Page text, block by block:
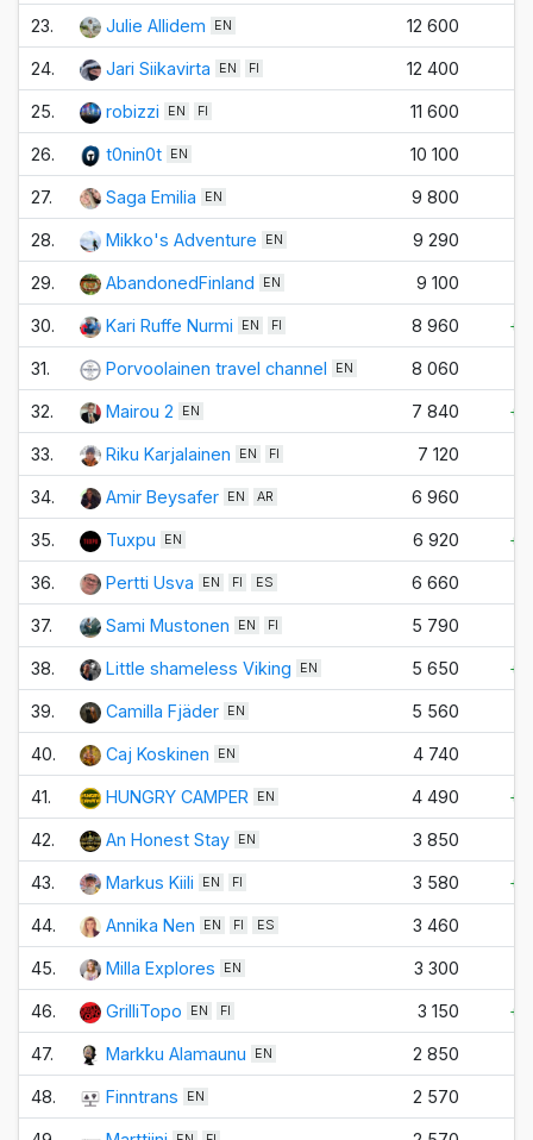
23. Julie Allidem EN 12 600
24. Jari Siikavirta EN FI 12 400
25. robizzi EN FI 11 600
26. t0nin0t EN 10 100
27. Saga Emilia EN 9 800
28. Mikko's Adventure EN 9 290
29. AbandonedFinland EN 9 100
30. Kari Ruffe Nurmi EN FI 8 960
31. Porvoolainen travel channel EN 8 060
32. Mairou 2 EN 7 840
33. Riku Karjalainen EN FI 7 120
34. Amir Beysafer EN AR 6 960
35. Tuxpu EN 6 920
36. Pertti Usva EN FI ES 6 660
37. Sami Mustonen EN FI 5 790
38. Little shameless Viking EN 5 650
39. Camilla Fjäder EN 5 560
40. Caj Koskinen EN 4 740
41. HUNGRY CAMPER EN 4 490
42. An Honest Stay EN 3 850
43. Markus Kiili EN FI 3 580
44. Annika Nen EN FI ES 3 460
45. Milla Explores EN 3 300
46. GrilliTopo EN FI 3 150
47. Markku Alamaunu EN 2 850
48. Finntrans EN 2 570